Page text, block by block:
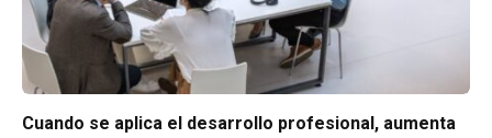
Cuando se aplica el desarrollo profesional, aumenta